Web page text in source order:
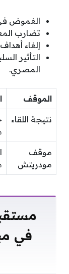
الغموض في
تضارب
إلغاء
التأثير
المصري.
الموقف
نتيجة اللقاء
موقف
مودريتش
في